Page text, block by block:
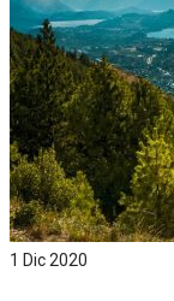
1 Dic 2020